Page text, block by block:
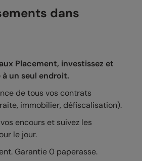
dans
Placement, investissez et
un seul endroit.
de tous vos contrats
immobilier, défiscalisation).
encours et suivez les
le jour.
Garantie 0 paperasse.